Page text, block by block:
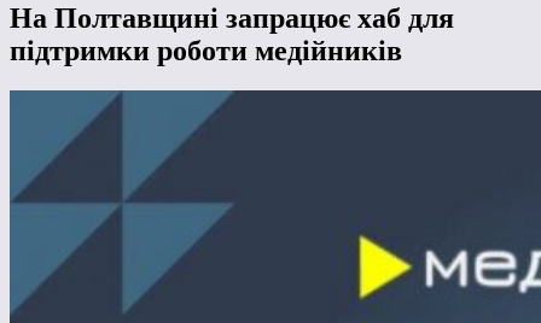
На Полтавщині запрацює хаб для
підтримки роботи медійників